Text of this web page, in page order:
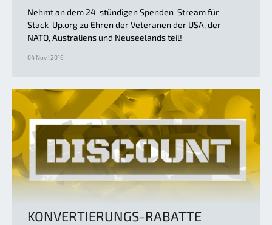
Nehmt an dem 24-stündigen Spenden-Stream für
Stack-Up.org zu Ehren der Veteranen der USA, der
NATO, Australiens und Neuseelands teil!
04 Nov | 2016
KONVERTIERUNGS-RABATTE